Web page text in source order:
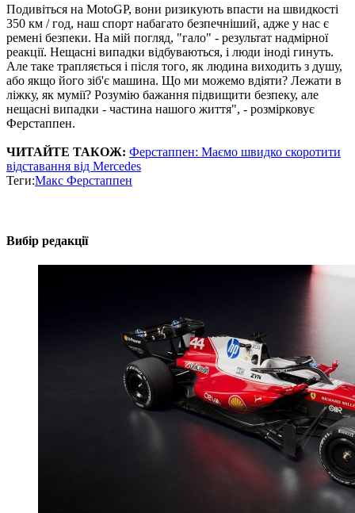
Подивіться на MotoGP, вони ризикують впасти на швидкості
350 км / год, наш спорт набагато безпечніший, адже у нас є
ремені безпеки. На мій погляд, "гало" - результат надмірної
реакції. Нещасні випадки відбуваються, і люди іноді гинуть.
Але таке трапляється і після того, як людина виходить з душу,
або якщо його зіб'є машина. Що ми можемо вдіяти? Лежати в
ліжку, як мумії? Розумію бажання підвищити безпеку, але
нещасні випадки - частина нашого життя", - розмірковує
Ферстаппен.
ЧИТАЙТЕ ТАКОЖ: Ферстаппен: Маємо швидко скоротити
відставання від Mercedes
Теги:Макс Ферстаппен
Вибір редакції